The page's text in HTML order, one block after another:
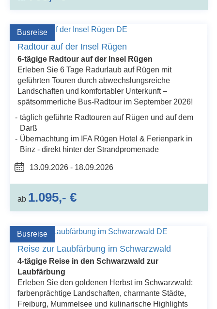
Busreise
Radtour auf der Insel Rügen
6-tägige Radtour auf der Insel Rügen
Erleben Sie 6 Tage Radurlaub auf Rügen mit
geführten Touren durch abwechslungsreiche
Landschaften und komfortabler Unterkunft –
spätsommerliche Bus-Radtour im September 2026!
täglich geführte Radtouren auf Rügen und auf dem
Darß
Übernachtung im IFA Rügen Hotel & Ferienpark in
Binz - direkt hinter der Strandpromenade
13.09.2026 - 18.09.2026
ab 1.095,- €
Busreise
Reise zur Laubfärbung im Schwarzwald
4-tägige Reise in den Schwarzwald zur
Laubfärbung
Erleben Sie den goldenen Herbst im Schwarzwald:
farbenprächtige Landschaften, charmante Städte,
Freiburg, Mummelsee und kulinarische Highlights